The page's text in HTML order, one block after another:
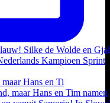
Hans en Ti